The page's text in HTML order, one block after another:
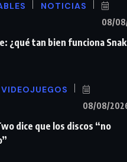
NOTICIAS
08/
¿qué tan bien funciona
VIDEOJUEGOS
08/08/
dice que los discos “no